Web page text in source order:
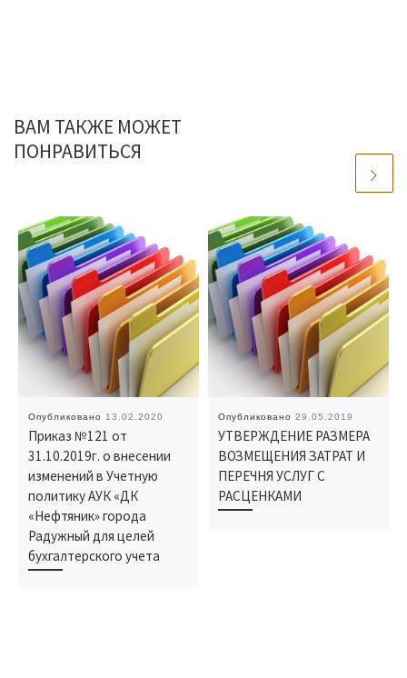
ВАМ ТАКЖЕ МОЖЕТ
ПОНРАВИТЬСЯ
Опубликовано 13.02.2020
Приказ №121 от
31.10.2019г. о внесении
изменений в Учетную
политику АУК «ДК
«Нефтяник» города
Радужный для целей
бухгалтерского учета
Опубликовано 29.05.2019
УТВЕРЖДЕНИЕ РАЗМЕРА
ВОЗМЕЩЕНИЯ ЗАТРАТ И
ПЕРЕЧНЯ УСЛУГ С
РАСЦЕНКАМИ